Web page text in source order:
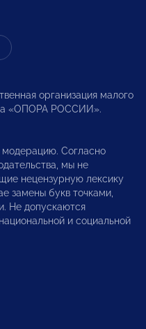
организация малого
«ОПОРА РОССИИ».
модерацию. Согласно
мы не
нецензурную лексику
замены букв точками,
Не допускаются
и социальной